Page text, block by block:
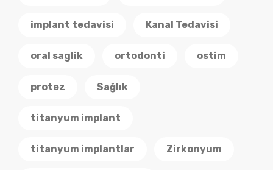
implant tedavisi Kanal Tedavisi
oral saglik ortodonti ostim
protez Sağlık
titanyum implant
titanyum implantlar Zirkonyum